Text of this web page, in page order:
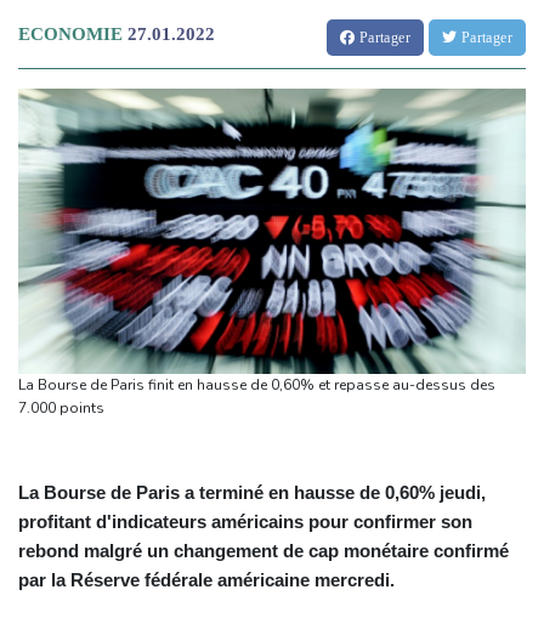
ECONOMIE 27.01.2022 Partager Partager
La Bourse de Paris finit en hausse de 0,60% et repasse au-dessus des
7.000 points
La Bourse de Paris a terminé en hausse de 0,60% jeudi,
profitant d'indicateurs américains pour confirmer son
rebond malgré un changement de cap monétaire confirmé
par la Réserve fédérale américaine mercredi.